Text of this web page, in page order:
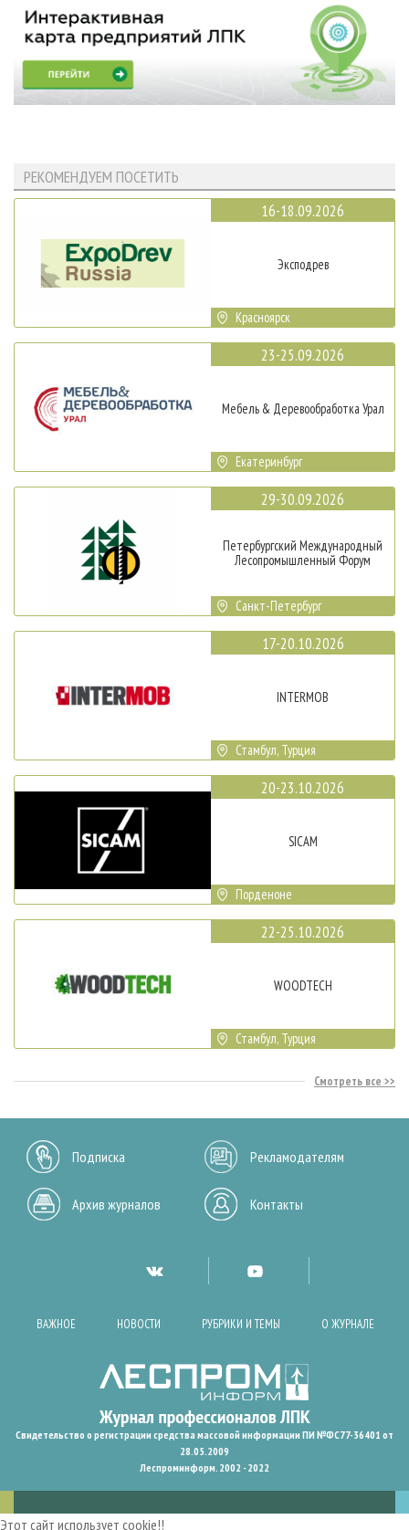
РЕКОМЕНДУЕМ ПОСЕТИТЬ
16-18.09.2026
Эксподрев
Красноярск
23-25.09.2026
Мебель & Деревообработка Урал
Екатеринбург
29-30.09.2026
Петербургский Международный
Лесопромышленный Форум
Санкт-Петербург
17-20.10.2026
INTERMOB
Стамбул, Турция
20-23.10.2026
SICAM
Порденоне
22-25.10.2026
WOODTECH
Стамбул, Турция
Смотреть все
Подписка Рекламодателям
Архив журналов Контакты
ВАЖНОЕ НОВОСТИ РУБРИКИ И ТЕМЫ О ЖУРНАЛЕ
Свидетельство о регистрации средства массовой информации ПИ №ФС77-36401 от
28.05.2009
Леспроминформ. 2002 - 2022
Этот сайт использует cookie!!